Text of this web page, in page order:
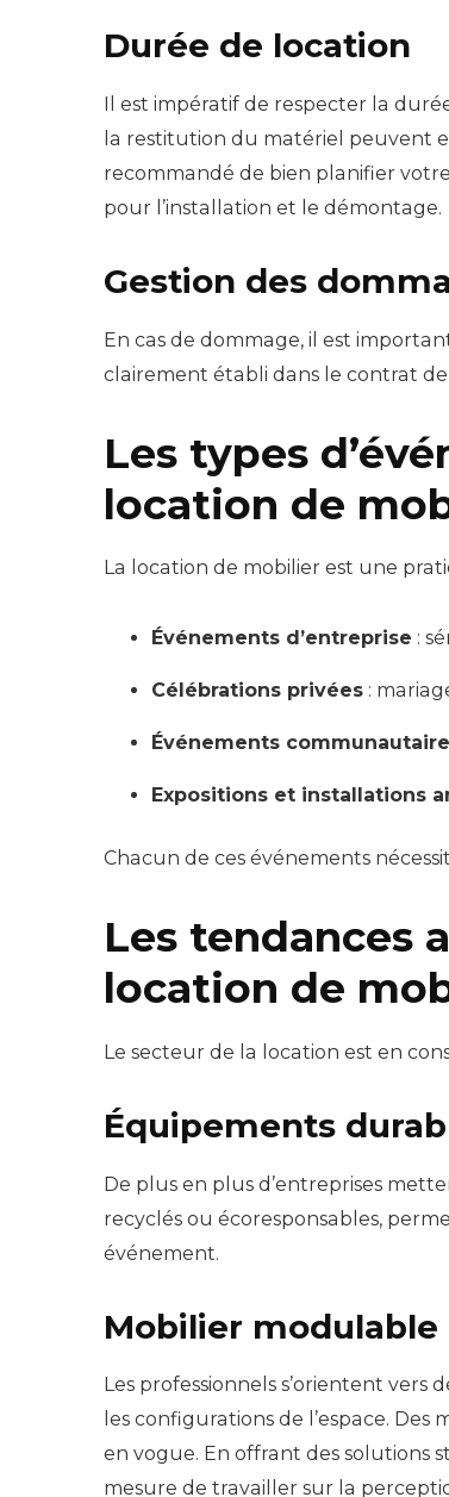
Durée de location
Il est impératif de respecter la
la restitution du matériel peuvent
recommandé de bien planifier
pour l’installation et le démontage.
Gestion des
En cas de dommage, il est
clairement établi dans le contrat
Les types
location de
La location de mobilier est une
Événements d’entreprise :
Célébrations privées :
Événements
Expositions et installations
Chacun de ces événements
Les tendances
location de
Le secteur de la location est en
Équipements
De plus en plus d’entreprises
recyclés ou écoresponsables,
événement.
Mobilier
Les professionnels s’orientent
les configurations de l’espace.
en vogue. En offrant des solutions
mesure de travailler sur la